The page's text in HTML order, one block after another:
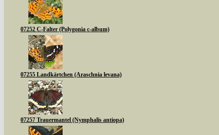
07252 C-Falter (Polygonia c-album)
07255 Landkärtchen (Araschnia levana)
07257 Trauermantel (Nymphalis antiopa)